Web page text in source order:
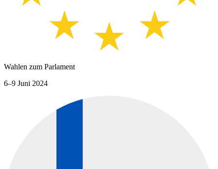
Wahlen zum Parlament
6–9 Juni 2024